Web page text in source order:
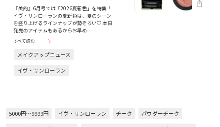
『美的』6月号では「2026夏新色」を特集！
イヴ・サンローランの夏新色は、夏のシーン
を盛り上げるラインナップが勢ぞろい♡ 本日
発売のアイテムもあるからお早め…
すべて読む
メイクアップニュース
イヴ・サンローラン
5000円～9999円 イヴ・サンローラン チーク
パウダーチーク